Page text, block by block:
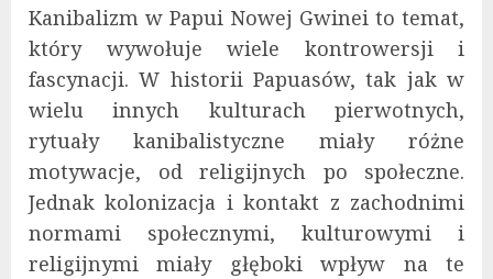
Kanibalizm w Papui Nowej Gwinei to temat,
który wywołuje wiele kontrowersji i
fascynacji. W historii Papuasów, tak jak w
wielu innych kulturach pierwotnych,
rytuały kanibalistyczne miały różne
motywacje, od religijnych po społeczne.
Jednak kolonizacja i kontakt z zachodnimi
normami społecznymi, kulturowymi i
religijnymi miały głęboki wpływ na te